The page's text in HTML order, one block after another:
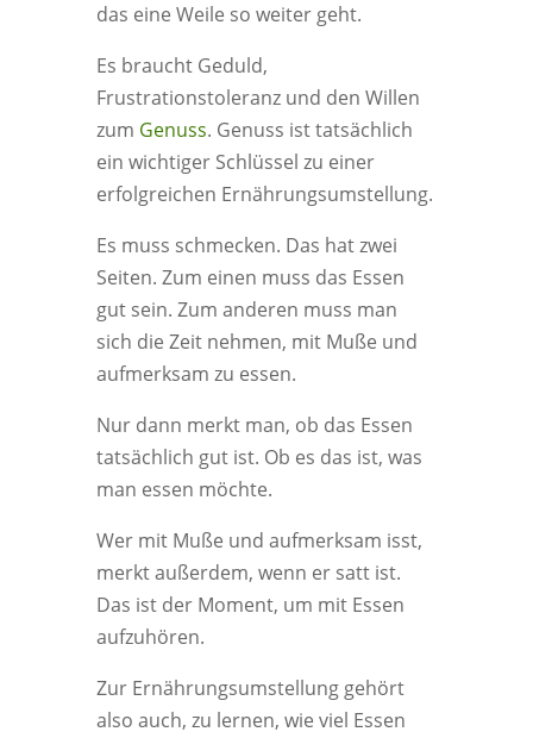
das eine Weile so weiter geht.
Es braucht Geduld,
Frustrationstoleranz und den Willen
zum Genuss. Genuss ist tatsächlich
ein wichtiger Schlüssel zu einer
erfolgreichen Ernährungsumstellung.
Es muss schmecken. Das hat zwei
Seiten. Zum einen muss das Essen
gut sein. Zum anderen muss man
sich die Zeit nehmen, mit Muße und
aufmerksam zu essen.
Nur dann merkt man, ob das Essen
tatsächlich gut ist. Ob es das ist, was
man essen möchte.
Wer mit Muße und aufmerksam isst,
merkt außerdem, wenn er satt ist.
Das ist der Moment, um mit Essen
aufzuhören.
Zur Ernährungsumstellung gehört
also auch, zu lernen, wie viel Essen